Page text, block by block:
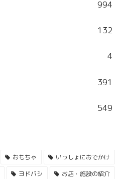
994
132
4
391
549
おもちゃ
いっしょにおでかけ
ヨドバシ
お店・施設の紹介